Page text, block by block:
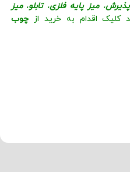
،میز پایه فلزی،تابلو،میز
کلیک اقدام به خرید ازچوب